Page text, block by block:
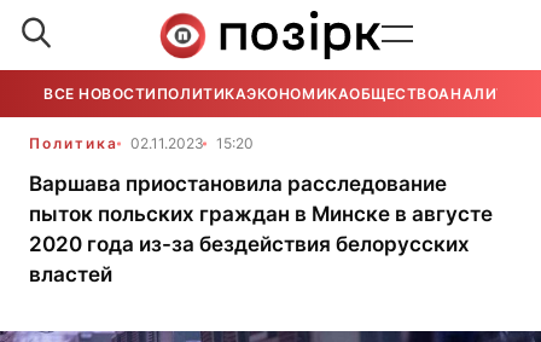
ВСЕ НОВОСТИ ПОЛИТИКАЭКОНОМИКАОБЩЕСТВОАНАЛИТИКА
Политика 02.11.2023 15:20
Варшава приостановила расследование
пыток польских граждан в Минске в августе
2020 года из-за бездействия белорусских
властей